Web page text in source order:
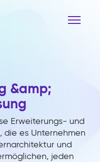
&amp;
Erweiterungs- und
die es Unternehmen
und
jeden